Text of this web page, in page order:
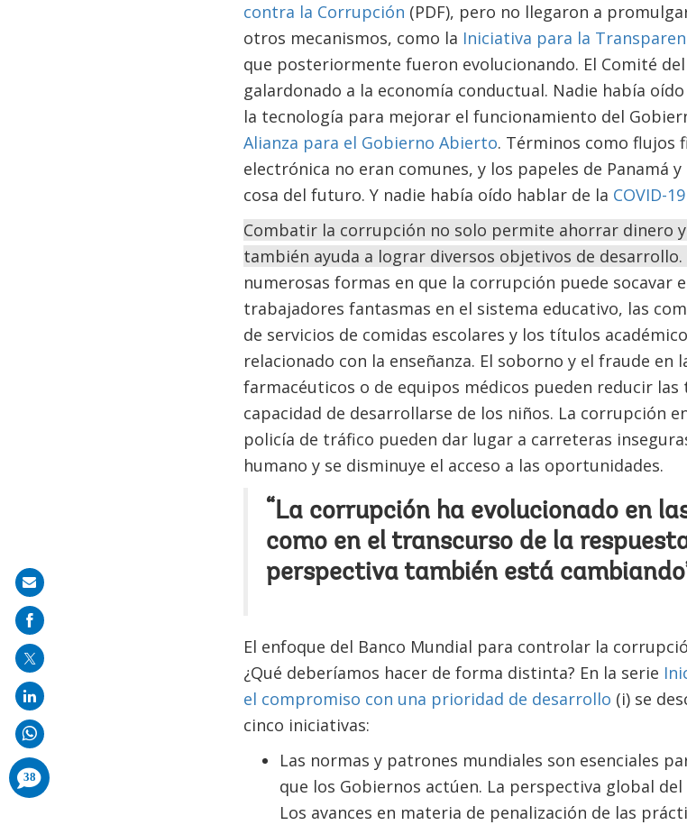
contra la Corrupción (PDF), pero no llegaron a
otros mecanismos, como la Iniciativa para la
que posteriormente fueron evolucionando. El Comité
galardonado a la economía conductual. Nadie había
la tecnología para mejorar el funcionamiento del
Alianza para el Gobierno Abierto. Términos como flujos
electrónica no eran comunes, y los papeles de Panamá
cosa del futuro. Y nadie había oído hablar de la COVID-19
Combatir la corrupción no solo permite ahorrar dinero
también ayuda a lograr diversos objetivos de desarrollo.
numerosas formas en que la corrupción puede socavar
trabajadores fantasmas en el sistema educativo, las
de servicios de comidas escolares y los títulos
relacionado con la enseñanza. El soborno y el fraude en
farmacéuticos o de equipos médicos pueden reducir
capacidad de desarrollarse de los niños. La corrupción
policía de tráfico pueden dar lugar a carreteras
humano y se disminuye el acceso a las oportunidades.
“La corrupción ha evolucionado en
como en el transcurso de la
perspectiva también está
El enfoque del Banco Mundial para controlar la
¿Qué deberíamos hacer de forma distinta? En la serie
el compromiso con una prioridad de desarrollo (i) se
cinco iniciativas:
Las normas y patrones mundiales son esenciales
que los Gobiernos actúen. La perspectiva global
Los avances en materia de penalización de las
Share
on
mail
38
comments
added